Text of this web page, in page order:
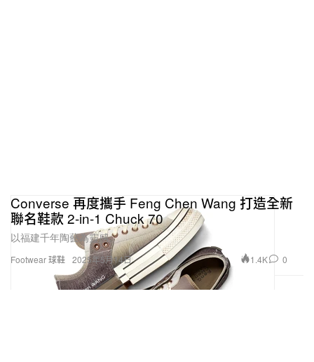
Footwear 球鞋
Converse 再度攜手 Feng Chen Wang 打造全新
聯名鞋款 2-in-1 Chuck 70
以福建千年陶藝為靈感。
2025年5月14日 1.4K 0